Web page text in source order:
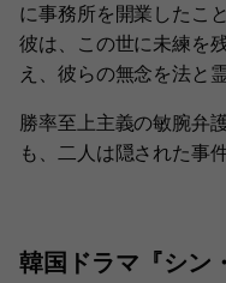
に事務所を開業したこ
彼は、この世に未練を
え、彼らの無念を法と
勝率至上主義の敏腕弁
も、二人は隠された事
韓国ドラマ『シン